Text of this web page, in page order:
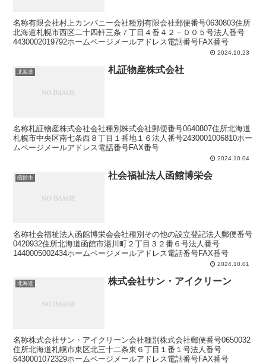
名称有限会社村上カンパニー会社種別有限会社郵便番号0630803住所
北海道札幌市西区二十四軒三条７丁目４番４２－００５号法人番号
4430002019792ホームページメールアドレス電話番号FAX番号
2024.10.23
北海道 札証物産株式会社
名称札証物産株式会社会社種別株式会社郵便番号0640807住所北海道
札幌市中央区南七条西８丁目１番地１６法人番号2430001006810ホー
ムページメールアドレス電話番号FAX番号
2024.10.04
函館市 社会福祉法人函館博栄会
名称社会福祉法人函館博栄会会社種別その他の設立登記法人郵便番号
0420932住所北海道函館市湯川町２丁目３２番６号法人番号
1440005002434ホームページメールアドレス電話番号FAX番号
2024.10.01
北海道 株式会社サン・アイクリーン
名称株式会社サン・アイクリーン会社種別株式会社郵便番号0650032
住所北海道札幌市東区北三十二条東６丁目１番１号法人番号
6430001072329ホームページメールアドレス電話番号FAX番号